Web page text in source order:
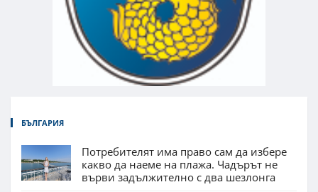
БЪЛГАРИЯ
Потребителят има право сам да избере
какво да наеме на плажа. Чадърът не
върви задължително с два шезлонга